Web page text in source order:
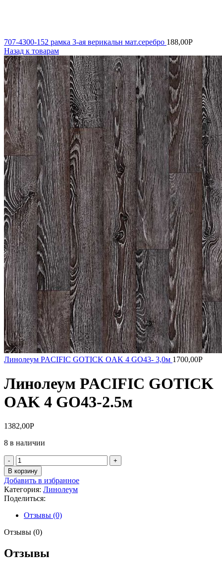
707-4300-152 рамка 3-ая верикальн мат.серебро 188,00Р
Назад к товарам
Линолеум PACIFIC GOTICK OAK 4 GO43- 3,0м 1700,00Р
Линолеум PACIFIC GOTICK
OAK 4 GO43-2.5м
1382,00Р
8 в наличии
Количество
товара
Линолеум
PACIFIC
GOTICK
OAK
4
GO43-
2.5м
В корзину
Добавить в избранное
Категория: Линолеум
Поделиться:
Отзывы (0)
Отзывы (0)
Отзывы